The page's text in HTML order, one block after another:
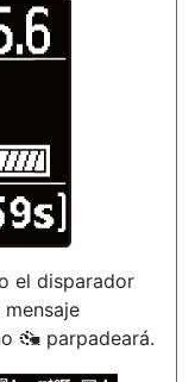
el disparador
8 parpadeará.